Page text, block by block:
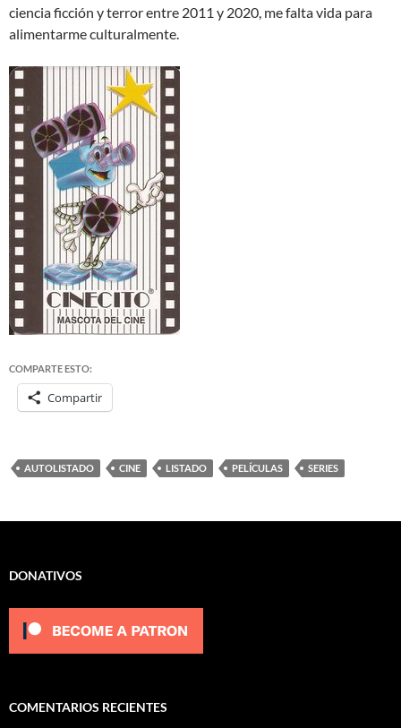
ciencia ficción y terror entre 2011 y 2020, me falta vida para
alimentarme culturalmente.
COMPARTE ESTO:
Compartir
AUTOLISTADO CINE LISTADO PELÍCULAS SERIES
DONATIVOS
COMENTARIOS RECIENTES